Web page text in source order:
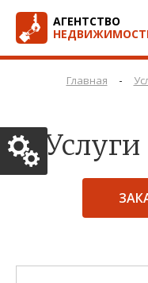
АГЕНТСТВО
Главная -